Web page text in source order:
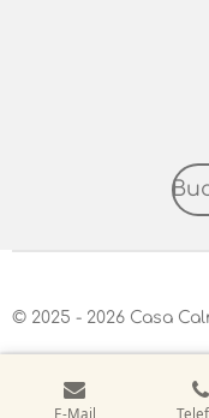
© 2025 - 2026 Casa
E-Mail